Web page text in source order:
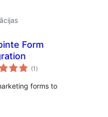
Form
(1 vērtējumu
kopsumma
)
forms to